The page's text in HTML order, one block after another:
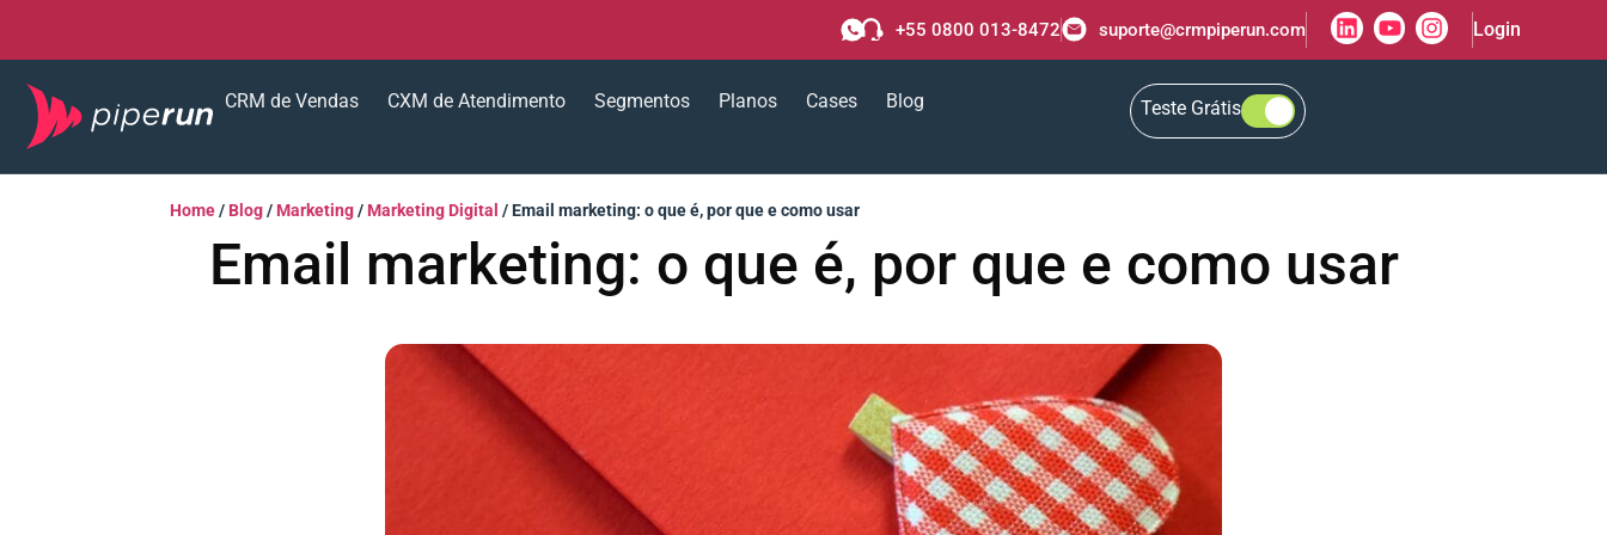
+55 0800 013-8472 suporte@crmpiperun.com Login
CRM de Vendas CXM de Atendimento Segmentos Planos Cases Blog Teste Grátis
Home/ Blog/ Marketing/ Marketing Digital /Email marketing: o que é, por que e como usar
Email marketing: o que é, por que e como usar